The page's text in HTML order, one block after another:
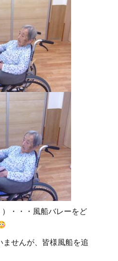
・・・風船バレーをど
せんが、皆様風船を追